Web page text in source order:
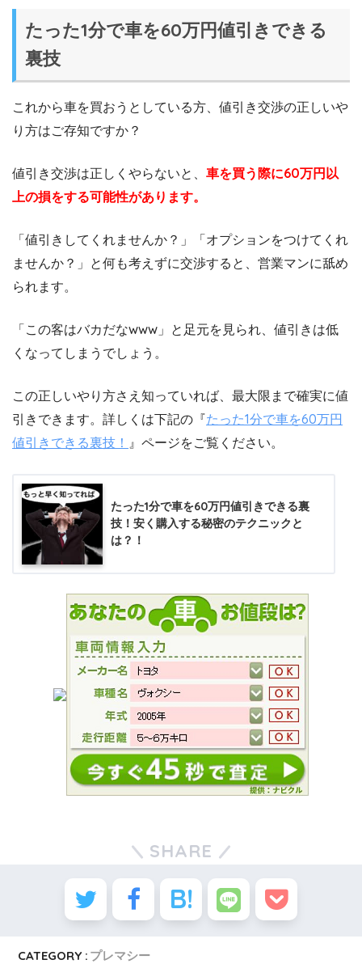
たった1分で車を60万円値引きできる
裏技
これから車を買おうとしている方、値引き交渉の正しいや
り方はご存知ですか？
値引き交渉は正しくやらないと、 車を買う際に60万円以
上の損をする可能性があります。
「値引きしてくれませんか？」「オプションをつけてくれ
ませんか？」と何も考えずに交渉すると、営業マンに舐め
られます。
「この客はバカだなwww」と足元を見られ、値引きは低
くなってしまうでしょう。
この正しいやり方さえ知っていれば、最大限まで確実に値
引きできます。詳しくは下記の『たった1分で車を60万円
値引きできる裏技！ 』ページをご覧ください。
たった1分で車を60万円値引きできる裏
技！安く購入する秘密のテクニックと
は？！
SHARE
CATEGORY : プレマシー